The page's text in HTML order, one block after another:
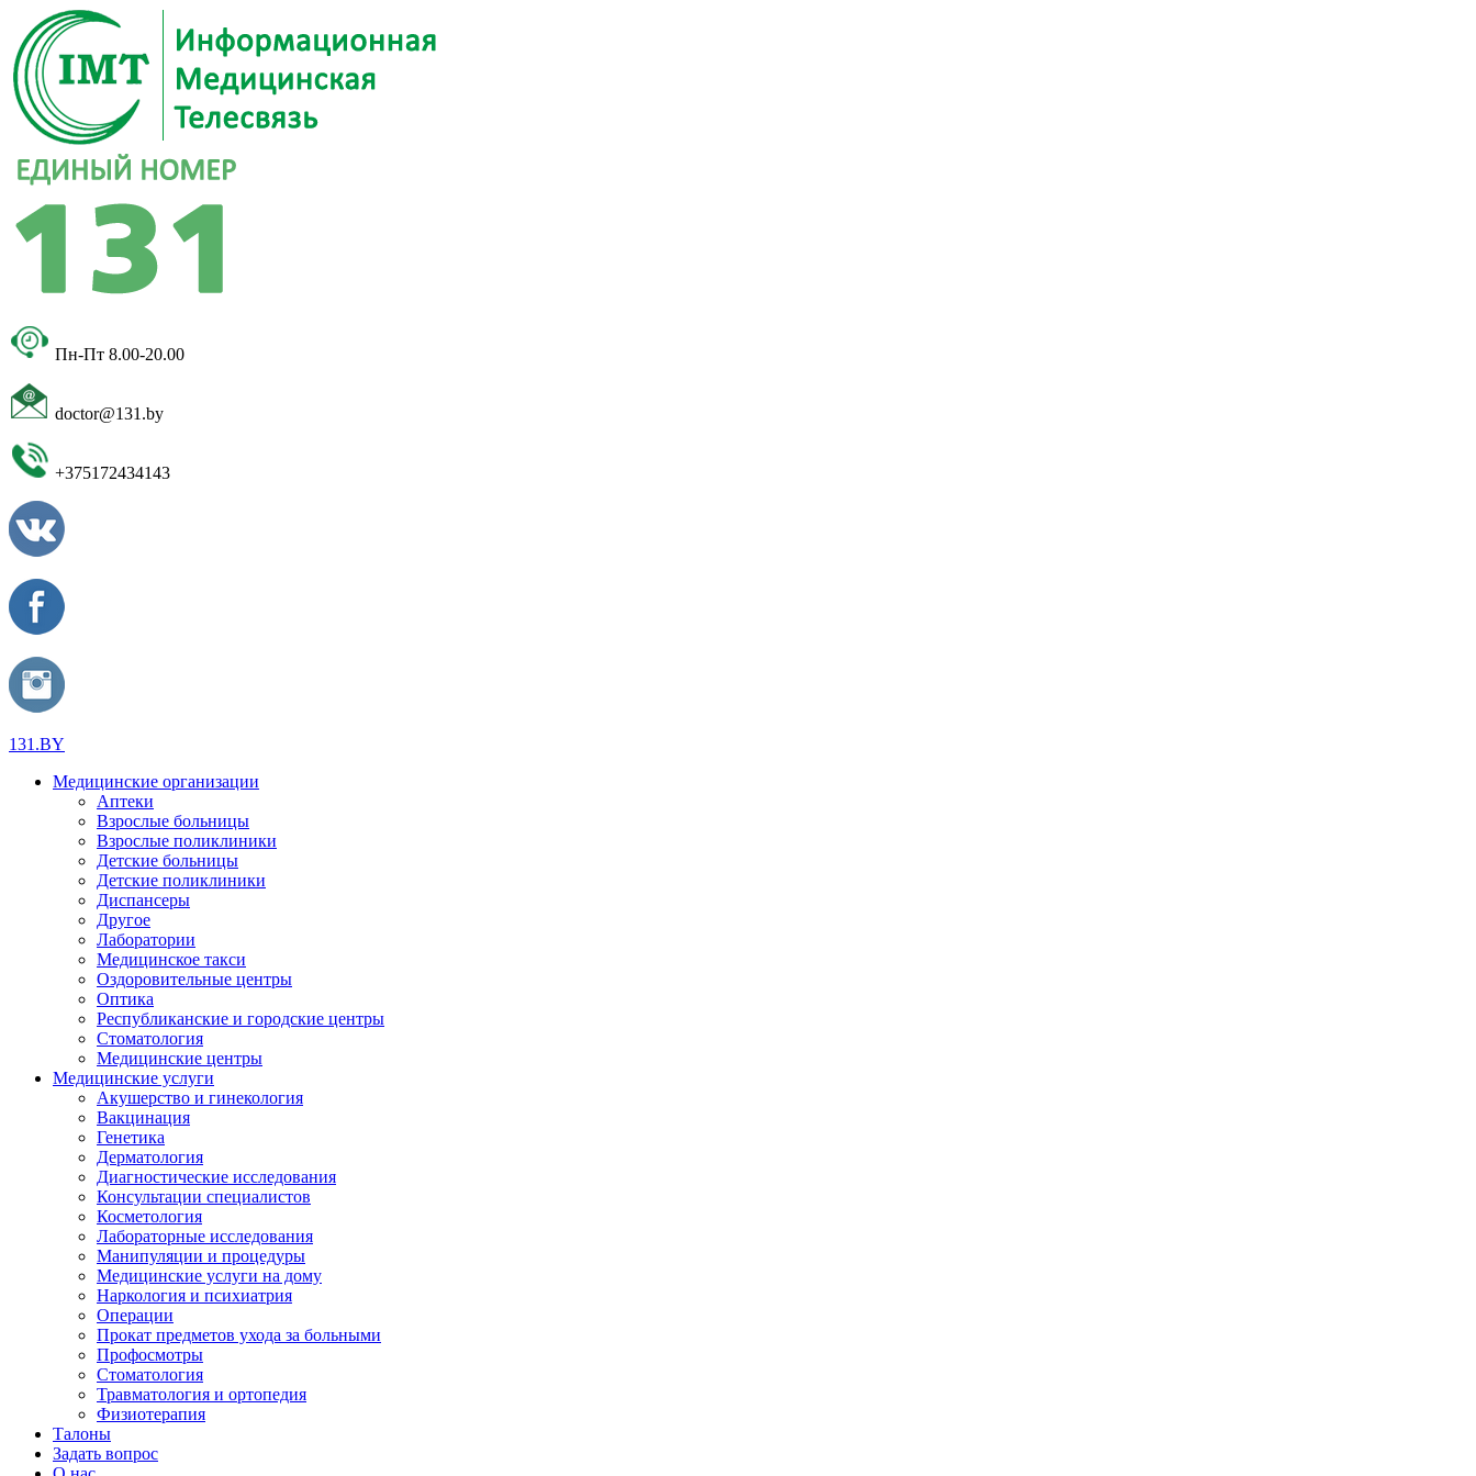
Пн-Пт 8.00-20.00
doctor@131.by
+375172434143
131.BY
Медицинские организации
Аптеки
Взрослые больницы
Взрослые поликлиники
Детские больницы
Детские поликлиники
Диспансеры
Другое
Лаборатории
Медицинское такси
Оздоровительные центры
Оптика
Республиканские и городские центры
Стоматология
Медицинские центры
Медицинские услуги
Акушерство и гинекология
Вакцинация
Генетика
Дерматология
Диагностические исследования
Консультации специалистов
Косметология
Лабораторные исследования
Манипуляции и процедуры
Медицинские услуги на дому
Наркология и психиатрия
Операции
Прокат предметов ухода за больными
Профосмотры
Стоматология
Травматология и ортопедия
Физиотерапия
Талоны
Задать вопрос